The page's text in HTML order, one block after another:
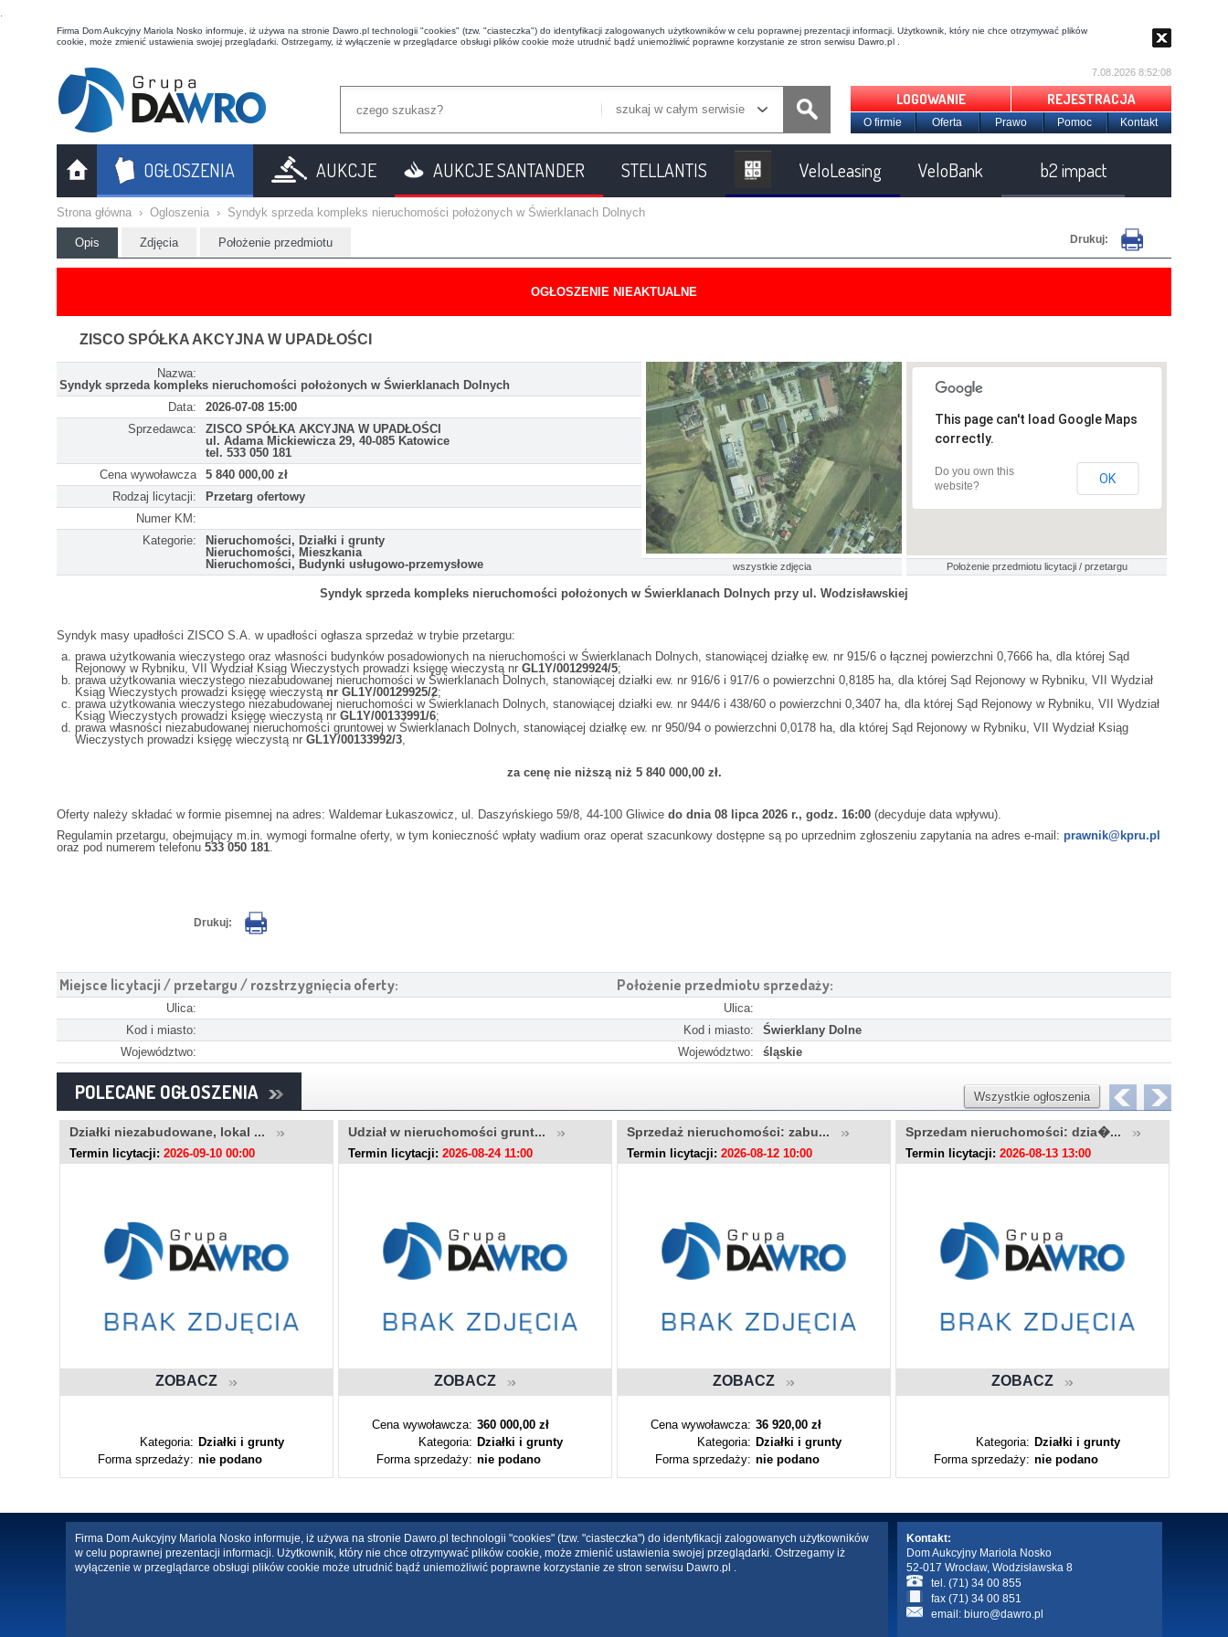
t
Firma Dom Aukcyjny Mariola Nosko informuje, iż używa na stronie Dawro.pl technologii "cookies" (tzw. "ciasteczka") do identyfikacji zalogowanych użytkowników w celu poprawnej prezentacji informacji. Użytkownik, który nie chce otrzymywać plików
cookie, może zmienić ustawienia swojej przeglądarki. Ostrzegamy, iż wyłączenie w przeglądarce obsługi plików cookie może utrudnić bądź uniemożliwić poprawne korzystanie ze stron serwisu Dawro.pl .
szukaj w całym serwisie
7.08.2026 8:52:09
LOGOWANIE REJESTRACJA
O firmie Oferta Prawo Pomoc Kontakt
OGŁOSZENIA AUKCJE AUKCJE SANTANDER STELLANTIS VeloLeasing VeloBank b2 impact
Strona główna › Ogloszenia › Syndyk sprzeda kompleks nieruchomości położonych w Świerklanach Dolnych
Drukuj:
Opis Zdjęcia Położenie przedmiotu
OGŁOSZENIE NIEAKTUALNE
ZISCO SPÓŁKA AKCYJNA W UPADŁOŚCI
Nazwa:
Syndyk sprzeda kompleks nieruchomości położonych w Świerklanach Dolnych
Data:
2026-07-08 15:00
Sprzedawca:
ZISCO SPÓŁKA AKCYJNA W UPADŁOŚCI
ul. Adama Mickiewicza 29, 40-085 Katowice
tel. 533 050 181
Cena wywoławcza
5 840 000,00 zł
Rodzaj licytacji:
Przetarg ofertowy
Numer KM:
Kategorie:
Nieruchomości, Działki i grunty
Nieruchomości, Mieszkania
Nieruchomości, Budynki usługowo-przemysłowe
wszystkie zdjęcia
This page can't load Google Maps
correctly.
Do you own this
website?
OK
Położenie przedmiotu licytacji / przetargu
Syndyk sprzeda kompleks nieruchomości położonych w Świerklanach Dolnych przy ul. Wodzisławskiej
Syndyk masy upadłości ZISCO S.A. w upadłości ogłasza sprzedaż w trybie przetargu:
prawa użytkowania wieczystego oraz własności budynków posadowionych na nieruchomości w Świerklanach Dolnych, stanowiącej działkę ew. nr 915/6 o łącznej powierzchni 0,7666 ha, dla której Sąd
Rejonowy w Rybniku, VII Wydział Ksiąg Wieczystych prowadzi księgę wieczystą nr GL1Y/00129924/5;
prawa użytkowania wieczystego niezabudowanej nieruchomości w Świerklanach Dolnych, stanowiącej działki ew. nr 916/6 i 917/6 o powierzchni 0,8185 ha, dla której Sąd Rejonowy w Rybniku, VII Wydział
Ksiąg Wieczystych prowadzi księgę wieczystą nr GL1Y/00129925/2;
prawa użytkowania wieczystego niezabudowanej nieruchomości w Świerklanach Dolnych, stanowiącej działki ew. nr 944/6 i 438/60 o powierzchni 0,3407 ha, dla której Sąd Rejonowy w Rybniku, VII Wydział
Ksiąg Wieczystych prowadzi księgę wieczystą nr GL1Y/00133991/6;
prawa własności niezabudowanej nieruchomości gruntowej w Świerklanach Dolnych, stanowiącej działkę ew. nr 950/94 o powierzchni 0,0178 ha, dla której Sąd Rejonowy w Rybniku, VII Wydział Ksiąg
Wieczystych prowadzi księgę wieczystą nr GL1Y/00133992/3,
za cenę nie niższą niż 5 840 000,00 zł.
Oferty należy składać w formie pisemnej na adres: Waldemar Łukaszowicz, ul. Daszyńskiego 59/8, 44-100 Gliwice do dnia 08 lipca 2026 r., godz. 16:00 (decyduje data wpływu).
Regulamin przetargu, obejmujący m.in. wymogi formalne oferty, w tym konieczność wpłaty wadium oraz operat szacunkowy dostępne są po uprzednim zgłoszeniu zapytania na adres e-mail: prawnik@kpru.pl
oraz pod numerem telefonu 533 050 181.
Drukuj:
Miejsce licytacji / przetargu / rozstrzygnięcia oferty:
Ulica:
Kod i miasto:
Województwo:
Położenie przedmiotu sprzedaży:
Ulica:
Kod i miasto:
Świerklany Dolne
Województwo:
śląskie
POLECANE OGŁOSZENIA Wszystkie ogłoszenia
Działki niezabudowane, lokal ...
Termin licytacji: 2026-09-10 00:00
ZOBACZ
Kategoria: Działki i grunty
Forma sprzedaży: nie podano
Udział w nieruchomości grunt...
Termin licytacji: 2026-08-24 11:00
ZOBACZ
Cena wywoławcza: 360 000,00 zł
Kategoria: Działki i grunty
Forma sprzedaży: nie podano
Sprzedaż nieruchomości: zabu...
Termin licytacji: 2026-08-12 10:00
ZOBACZ
Cena wywoławcza: 36 920,00 zł
Kategoria: Działki i grunty
Forma sprzedaży: nie podano
Sprzedam nieruchomości: dzia�...
Termin licytacji: 2026-08-13 13:00
ZOBACZ
Kategoria: Działki i grunty
Forma sprzedaży: nie podano
Firma Dom Aukcyjny Mariola Nosko informuje, iż używa na stronie Dawro.pl technologii "cookies" (tzw. "ciasteczka") do identyfikacji zalogowanych użytkowników
w celu poprawnej prezentacji informacji. Użytkownik, który nie chce otrzymywać plików cookie, może zmienić ustawienia swojej przeglądarki. Ostrzegamy iż
wyłączenie w przeglądarce obsługi plików cookie może utrudnić bądź uniemożliwić poprawne korzystanie ze stron serwisu Dawro.pl .
Kontakt:
Dom Aukcyjny Mariola Nosko
52-017 Wrocław, Wodzisławska 8
tel. (71) 34 00 855
fax (71) 34 00 851
email: biuro@dawro.pl